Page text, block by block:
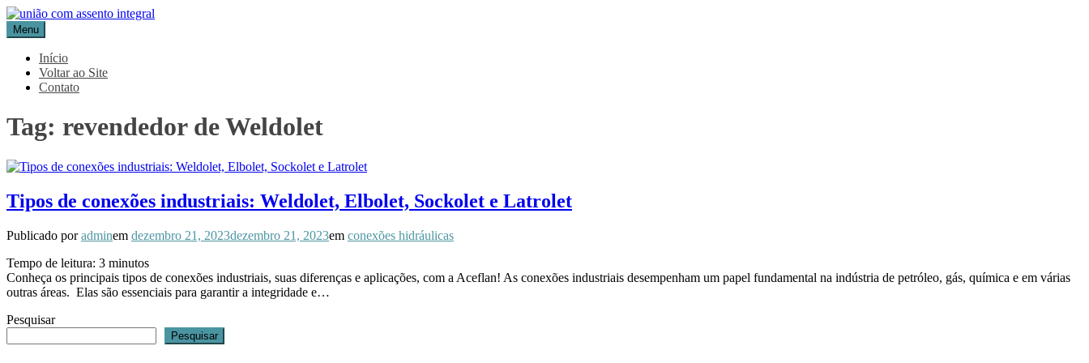
Pular
para
o
conteúdo
Blog Aceflan
Líder em Acessórios Industriais
Menu
Início
Voltar ao Site
Contato
Tag: revendedor de Weldolet
Tipos de conexões industriais: Weldolet, Elbolet, Sockolet e Latrolet
Publicado poradminem dezembro 21, 2023dezembro 21, 2023em conexões hidráulicas
Tempo de leitura: 3 minutos
Conheça os principais tipos de conexões industriais, suas diferenças e aplicações, com a Aceflan! As conexões industriais desempenham um papel fundamental na indústria de petróleo, gás, química e em várias
outras áreas. Elas são essenciais para garantir a integridade e…
Pesquisar
Pesquisar